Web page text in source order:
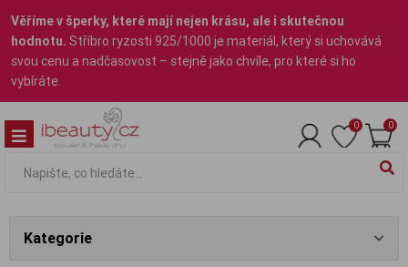
Věříme v šperky, které mají nejen krásu, ale i skutečnou
hodnotu. Stříbro ryzosti 925/1000 je materiál, který si uchovává
svou cenu a nadčasovost – stejně jako chvíle, pro které si ho
vybíráte.
0 0
Kategorie